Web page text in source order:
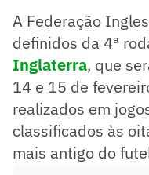
A Federação
definidos da 4ª
Inglaterra, que
14 e 15 de
realizados em
classificados às
mais antigo do